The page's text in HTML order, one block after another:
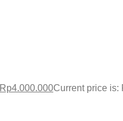
Rp4.000.000Current price is: